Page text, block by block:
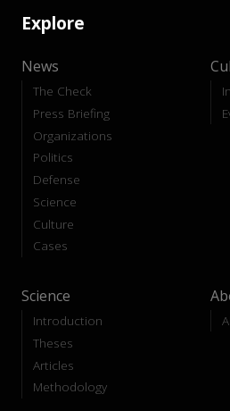
Explore
News
The Check
Press Briefing
Organizations
Politics
Defense
Science
Culture
Cases
Science
Introduction
Theses
Articles
Methodology